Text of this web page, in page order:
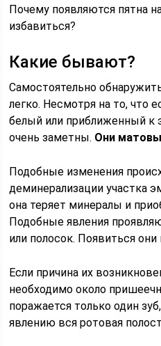
Почему появляются пятна
избавиться?
Какие бывают?
Самостоятельно
легко. Несмотря на то, что
белый или приближенный к
очень заметны. Они
Подобные изменения
деминерализации участка
она теряет минералы и
Подобные явления
или полосок. Появиться
Если причина их
необходимо около
поражается только один
явлению вся ротовая